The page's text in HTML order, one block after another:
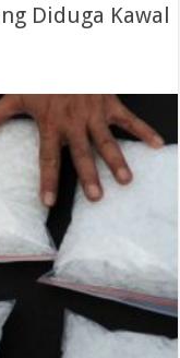
Diduga Kawal